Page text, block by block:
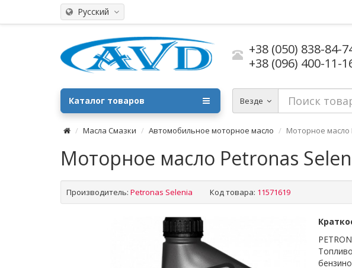
Русский
+38 (050) 838-84-
+38 (096) 400-11-
Везде
Каталог товаров
Масла Смазки Автомобильное моторное масло Моторное масло
Моторное масло Petronas
Производитель: Petronas Selenia Код товара: 11571619